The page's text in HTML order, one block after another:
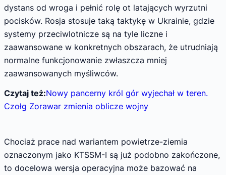
dystans od wroga i pełnić rolę ot latających wyrzutni
pocisków. Rosja stosuje taką taktykę w Ukrainie, gdzie
systemy przeciwlotnicze są na tyle liczne i
zaawansowane w konkretnych obszarach, że utrudniają
normalne funkcjonowanie zwłaszcza mniej
zaawansowanych myśliwców.
Czytaj też:Nowy pancerny król gór wyjechał w teren.
Czołg Zorawar zmienia oblicze wojny
Chociaż prace nad wariantem powietrze-ziemia
oznaczonym jako KTSSM-I są już podobno zakończone,
to docelowa wersja operacyjna może bazować na